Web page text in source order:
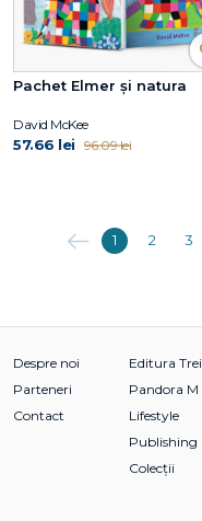
Pachet Elmer și natura
David McKee
57.66 lei 96.09 lei
Anterioara
1 2 3
Despre noi
Parteneri
Contact
Editura Trei
Pandora M
Lifestyle
Publishing
Colecții